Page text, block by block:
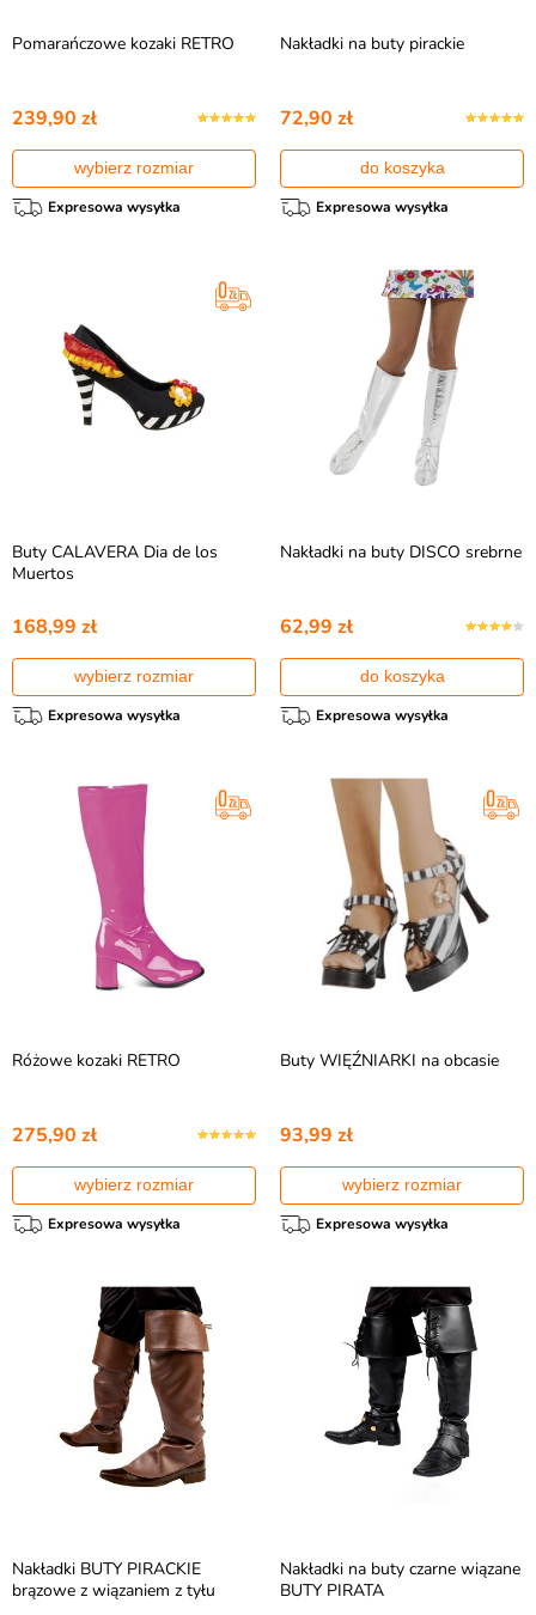
Pomarańczowe kozaki RETRO
239,90 zł
wybierz rozmiar
Expresowa wysyłka
Nakładki na buty pirackie
72,90 zł
do koszyka
Expresowa wysyłka
Buty CALAVERA Dia de los
Muertos
168,99 zł
wybierz rozmiar
Expresowa wysyłka
Nakładki na buty DISCO srebrne
62,99 zł
do koszyka
Expresowa wysyłka
Różowe kozaki RETRO
275,90 zł
wybierz rozmiar
Expresowa wysyłka
Buty WIĘŹNIARKI na obcasie
93,99 zł
wybierz rozmiar
Expresowa wysyłka
Nakładki BUTY PIRACKIE
brązowe z wiązaniem z tyłu
Nakładki na buty czarne wiązane
BUTY PIRATA